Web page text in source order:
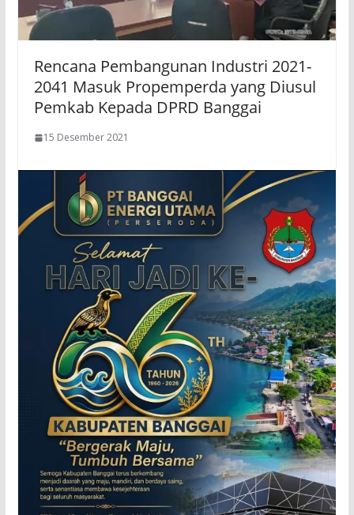
Rencana Pembangunan Industri 2021-
2041 Masuk Propemperda yang Diusul
Pemkab Kepada DPRD Banggai
15 Desember 2021